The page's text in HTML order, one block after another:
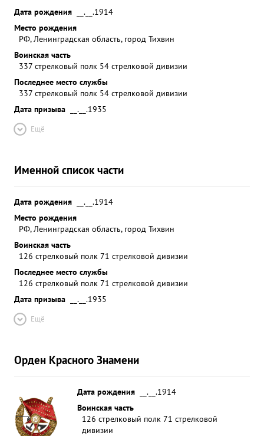
Дата рождения
__.__.1914
Место рождения
РФ, Ленинградская область, город Тихвин
Воинская часть
337 стрелковый полк 54 стрелковой дивизии
Последнее место службы
337 стрелковый полк 54 стрелковой дивизии
Дата призыва
__.__.1935
Ещё
Именной список части
Дата рождения
__.__.1914
Место рождения
РФ, Ленинградская область, город Тихвин
Воинская часть
126 стрелковый полк 71 стрелковой дивизии
Последнее место службы
126 стрелковый полк 71 стрелковой дивизии
Дата призыва
__.__.1935
Ещё
Орден Красного Знамени
Дата рождения
__.__.1914
Воинская часть
126 стрелковый полк 71 стрелковой
дивизии